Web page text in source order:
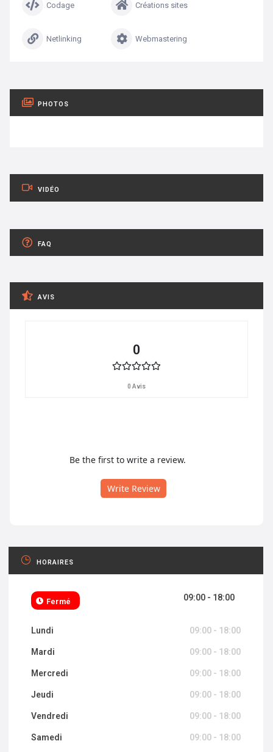
Codage Créations sites
Netlinking Webmastering
PHOTOS
VIDÉO
FAQ
AVIS
0
0 Avis
Be the first to write a review.
Write Review
HORAIRES
Fermé 09:00 - 18:00
Lundi 09:00 - 18:00
Mardi 09:00 - 18:00
Mercredi 09:00 - 18:00
Jeudi 09:00 - 18:00
Vendredi 09:00 - 18:00
Samedi 09:00 - 18:00